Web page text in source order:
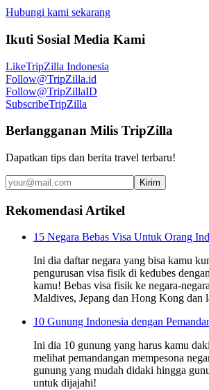
Hubungi kami sekarang
Ikuti Sosial Media Kami
LikeTripZilla Indonesia
Follow@TripZilla.id
Follow@TripZillaID
SubscribeTripZilla
Berlangganan Milis TripZilla
Dapatkan tips dan berita travel terbaru!
Kirim
Rekomendasi Artikel
15 Negara Bebas Visa Untuk Orang
Ini dia daftar negara yang bisa kamu
pengurusan visa fisik di kedubes
kamu! Bebas visa fisik ke negara-
Maldives, Jepang dan Hong Kong dan
10 Gunung Indonesia dengan
Ini dia 10 gunung yang harus kamu
melihat pemandangan mempesona
gunung yang mudah didaki hingga
untuk dijajahi!